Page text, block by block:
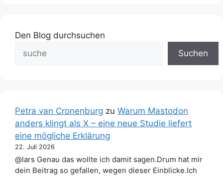
Den Blog durchsuchen
Suchen
Petra van Cronenburg zu Warum Mastodon
anders klingt als X – eine neue Studie liefert
eine mögliche Erklärung
22. Juli 2026
@lars Genau das wollte ich damit sagen.Drum hat mir
dein Beitrag so gefallen, wegen dieser Einblicke.Ich